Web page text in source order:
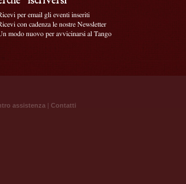
per email gli eventi inseriti
con cadenza le nostre Newsletter
modo nuovo per avvicinarsi al Tango
assistenza | Contatti